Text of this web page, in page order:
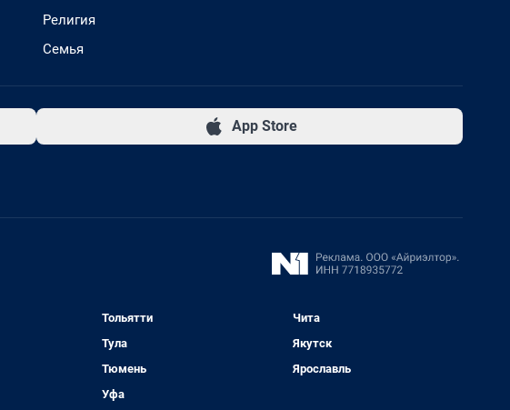
Религия
Семья
App Store
Тольятти
Тула
Тюмень
Уфа
Чита
Якутск
Ярославль